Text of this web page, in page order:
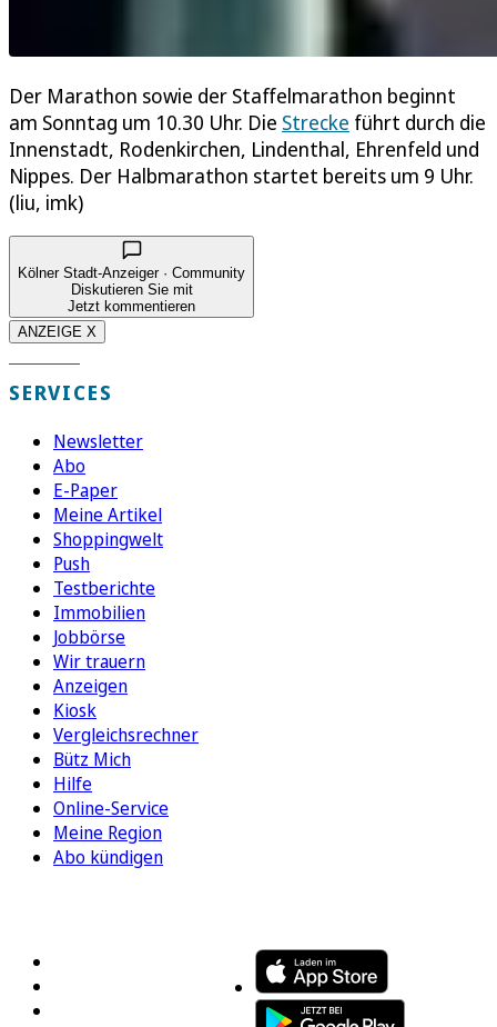
Der Marathon sowie der Staffelmarathon beginnt
am Sonntag um 10.30 Uhr. Die Strecke führt durch die
Innenstadt, Rodenkirchen, Lindenthal, Ehrenfeld und
Nippes. Der Halbmarathon startet bereits um 9 Uhr.
(liu, imk)
Kölner Stadt-Anzeiger · Community
Diskutieren Sie mit
Jetzt kommentieren
ANZEIGE X
SERVICES
Newsletter
Abo
E-Paper
Meine Artikel
Shoppingwelt
Push
Testberichte
Immobilien
Jobbörse
Wir trauern
Anzeigen
Kiosk
Vergleichsrechner
Bütz Mich
Hilfe
Online-Service
Meine Region
Abo kündigen